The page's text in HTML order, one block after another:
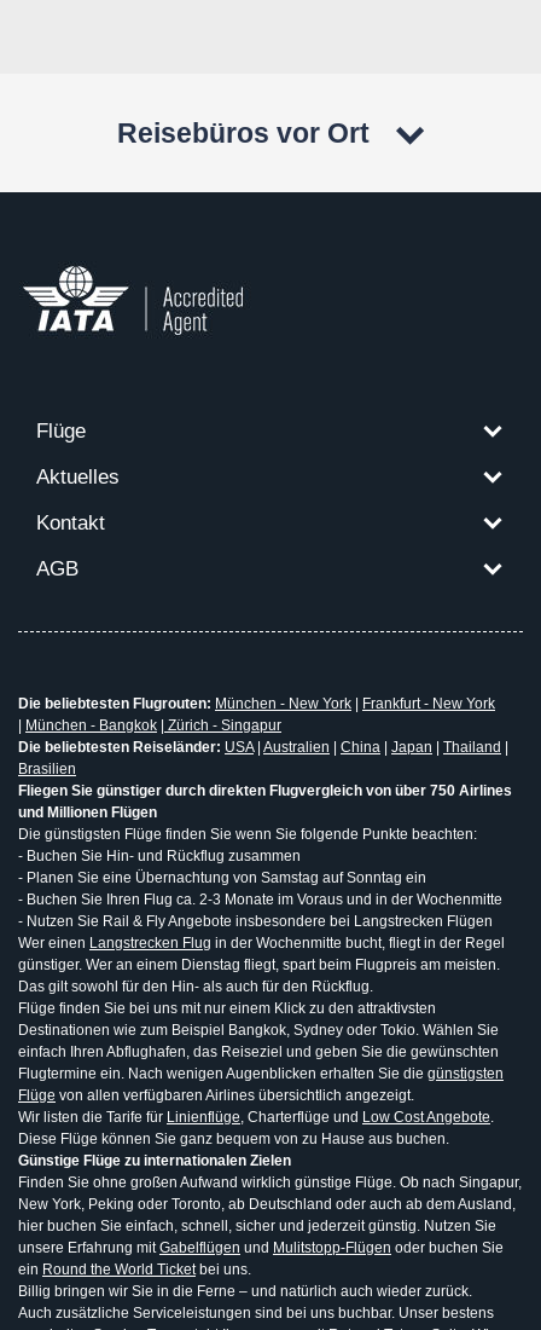
Reisebüros vor Ort
Flüge
Aktuelles
Kontakt
AGB
Die beliebtesten Flugrouten: München - New York
Frankfurt - New York
München - Bangkok
Zürich - Singapur
Die beliebtesten Reiseländer: USA| Australien China Japan Thailand
Brasilien
Fliegen Sie günstiger durch direkten Flugvergleich von über 750 Airlines
und Millionen Flügen
Die günstigsten Flüge finden Sie wenn Sie folgende Punkte beachten:
- Buchen Sie Hin- und Rückflug zusammen
- Planen Sie eine Übernachtung von Samstag auf Sonntag ein
- Buchen Sie Ihren Flug ca. 2-3 Monate im Voraus und in der Wochenmitte
- Nutzen Sie Rail & Fly Angebote insbesondere bei Langstrecken Flügen
Wer einen Langstrecken Flug in der Wochenmitte bucht, fliegt in der Regel
günstiger. Wer an einem Dienstag fliegt, spart beim Flugpreis am meisten.
Das gilt sowohl für den Hin- als auch für den Rückflug.
Flüge finden Sie bei uns mit nur einem Klick zu den attraktivsten
Destinationen wie zum Beispiel Bangkok, Sydney oder Tokio. Wählen Sie
einfach Ihren Abflughafen, das Reiseziel und geben Sie die gewünschten
Flugtermine ein. Nach wenigen Augenblicken erhalten Sie die günstigsten
Flüge von allen verfügbaren Airlines übersichtlich angezeigt.
Wir listen die Tarife für Linienflüge, Charterflüge und Low Cost Angebote.
Diese Flüge können Sie ganz bequem von zu Hause aus buchen.
Günstige Flüge zu internationalen Zielen
Finden Sie ohne großen Aufwand wirklich günstige Flüge. Ob nach Singapur,
New York, Peking oder Toronto, ab Deutschland oder auch ab dem Ausland,
hier buchen Sie einfach, schnell, sicher und jederzeit günstig. Nutzen Sie
unsere Erfahrung mitGabelflügen und Mulitstopp-Flügen oder buchen Sie
ein Round the World Ticketbei uns.
Billig bringen wir Sie in die Ferne – und natürlich auch wieder zurück.
Auch zusätzliche Serviceleistungen sind bei uns buchbar. Unser bestens